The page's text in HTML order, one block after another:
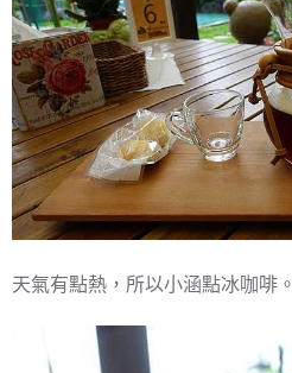
天氣有點熱，所以小涵點冰咖啡。